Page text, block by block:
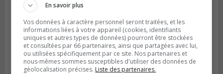
BOUCHERVILLE
Publié le 27 juillet 2026 à 19h58
Metro prend les moyens pour protéger son
personnel cadre
En savoir plus
Vos données à caractère personnel seront traitées, et les
informations liées à votre appareil (cookies, identifiants
uniques et autres types de données) pourront être stockées
et consultées par 66 partenaires, ainsi que partagées avec lui,
ou utilisées spécifiquement par ce site. Nos partenaires et
nous-mêmes sommes susceptibles d'utiliser des données de
géolocalisation précises. Liste des partenaires.